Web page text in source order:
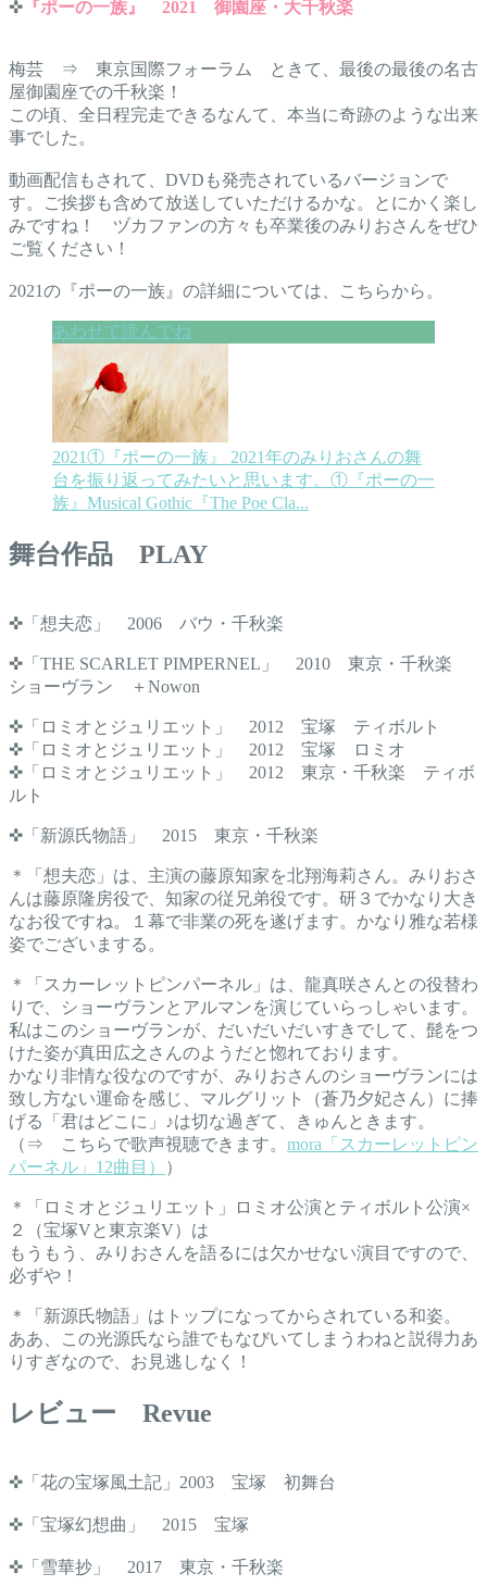
✜ 『ポーの一族』 2021 御園座・大千秋楽
梅芸 ⇒ 東京国際フォーラム ときて、最後の最後の名古
屋御園座での千秋楽！
この頃、全日程完走できるなんて、本当に奇跡のような出来
事でした。
動画配信もされて、DVDも発売されているバージョンで
す。ご挨拶も含めて放送していただけるかな。とにかく楽し
みですね！ ヅカファンの方々も卒業後のみりおさんをぜひ
ご覧ください！
2021の『ポーの一族』の詳細については、こちらから。
2021①『ポーの一族』
2021年のみりおさんの舞
台を振り返ってみたいと思います。①『ポーの一
族』Musical Gothic『The Poe Cla...
舞台作品 PLAY
✜「想夫恋」 2006 バウ・千秋楽
✜「THE SCARLET PIMPERNEL」 2010 東京・千秋楽
ショーヴラン ＋Nowon
✜「ロミオとジュリエット」 2012 宝塚 ティボルト
✜「ロミオとジュリエット」 2012 宝塚 ロミオ
✜「ロミオとジュリエット」 2012 東京・千秋楽 ティボ
ルト
✜「新源氏物語」 2015 東京・千秋楽
＊「想夫恋」は、主演の藤原知家を北翔海莉さん。みりおさ
んは藤原隆房役で、知家の従兄弟役です。研３でかなり大き
なお役ですね。１幕で非業の死を遂げます。かなり雅な若様
姿でございまする。
＊「スカーレットピンパーネル」は、龍真咲さんとの役替わ
りで、ショーヴランとアルマンを演じていらっしゃいます。
私はこのショーヴランが、だいだいだいすきでして、髭をつ
けた姿が真田広之さんのようだと惚れております。
かなり非情な役なのですが、みりおさんのショーヴランには
致し方ない運命を感じ、マルグリット（蒼乃夕妃さん）に捧
げる「君はどこに」♪は切な過ぎて、きゅんときます。
（⇒ こちらで歌声視聴できます。 mora「スカーレットピン
パーネル」12曲目）
）
＊「ロミオとジュリエット」ロミオ公演とティボルト公演×
２（宝塚Vと東京楽V）は
もうもう、みりおさんを語るには欠かせない演目ですので、
必ずや！
＊「新源氏物語」はトップになってからされている和姿。
ああ、この光源氏なら誰でもなびいてしまうわねと説得力あ
りすぎなので、お見逃しなく！
レビュー Revue
✜「花の宝塚風土記」2003 宝塚 初舞台
✜「宝塚幻想曲」 2015 宝塚
✜「雪華抄」 2017 東京・千秋楽